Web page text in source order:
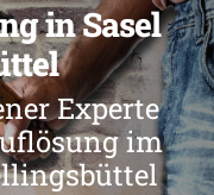
in Sasel
Experte
im